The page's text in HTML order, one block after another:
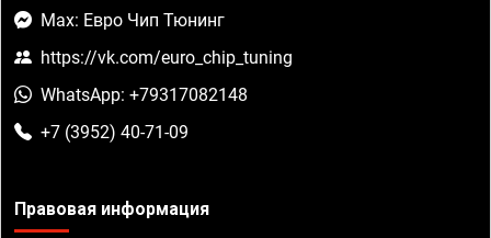
Max: Евро Чип Тюнинг
https://vk.com/euro_chip_tuning
WhatsApp: +79317082148
+7 (3952) 40-71-09
Правовая информация